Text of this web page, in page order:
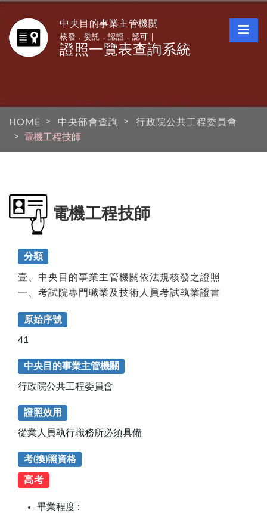
中央目的事業主管機關
核發．委託．認證．認可｜
證照一覽表查詢系統
HOME 中央部會查詢
行政院公共工程委員會
電機工程技師
電機工程技師
分類
壹、中央目的事業主管機關依法規核發之證照
一、考試院專門職業及技術人員考試執業證書
原始序號
41
中央目的事業主管機關
行政院公共工程委員會
證照效用
從業人員執行職務所必須具備
考(換)照資格
高考
畢業程度 :